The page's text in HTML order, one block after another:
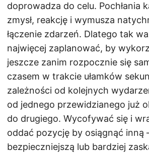
doprowadza do celu. Pochłania
zmysł, reakcję i wymusza
łączenie zdarzeń. Dlatego tak
najwięcej zaplanować, by
jeszcze zanim rozpocznie się
czasem w trakcie ułamków
zależności od kolejnych
od jednego przewidzianego już
do drugiego. Wycofywać się i
oddać pozycję by osiągnąć inną
bezpieczniejszą lub bardziej